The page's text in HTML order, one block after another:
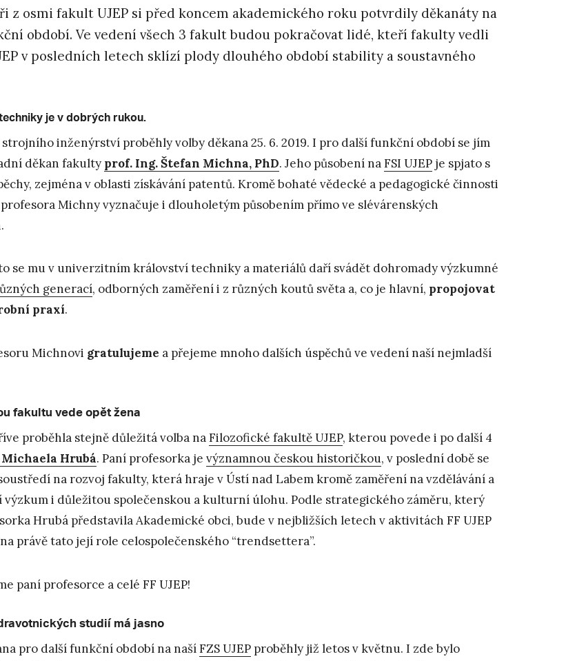
z osmi fakult UJEP si před koncem akademického roku potvrdily děkanáty na
období. Ve vedení všech 3 fakult budou pokračovat lidé, kteří fakulty vedli
v posledních letech sklízí plody dlouhého období stability a soustavného
je v dobrých rukou.
inženýrství proběhly volby děkana 25. 6. 2019. I pro další funkční období se jím
děkan fakulty prof. Ing. Štefan Michna, PhD. Jeho působení naFSI UJEP je spjato s
zejména v oblasti získávání patentů. Kromě bohaté vědecké a pedagogické činnosti
Michny vyznačuje i dlouholetým působením přímo ve slévárenských
se mu v univerzitním království techniky a materiálů daří svádět dohromady výzkumné
generací, odborných zaměření i z různých koutů světa a, co je hlavní, propojovat
praxí.
Michnovi gratulujeme a přejeme mnoho dalších úspěchů ve vedení naší nejmladší
fakultu vede opět žena
proběhla stejně důležitá volba naFilozofické fakultě UJEP, kterou povede i po další 4
Hrubá. Paní profesorka je významnou českou historičkou, v poslední době se
na rozvoj fakulty, která hraje v Ústí nad Labem kromě zaměření na vzdělávání a
výzkum i důležitou společenskou a kulturní úlohu. Podle strategického záměru, který
Hrubá představila Akademické obci, bude v nejbližších letech v aktivitách FF UJEP
právě tato její role celospolečenského “trendsettera”.
paní profesorce a celé FF UJEP!
studií má jasno
pro další funkční období na našíFZS UJEP proběhly již letos v květnu. I zde bylo